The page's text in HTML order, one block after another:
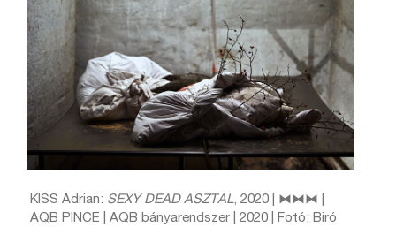
KISS Adrian: SEXY DEAD ASZTAL, 2020 | ⧓⧓⧓ |
AQB PINCE | AQB bányarendszer | 2020 | Fotó: Biró